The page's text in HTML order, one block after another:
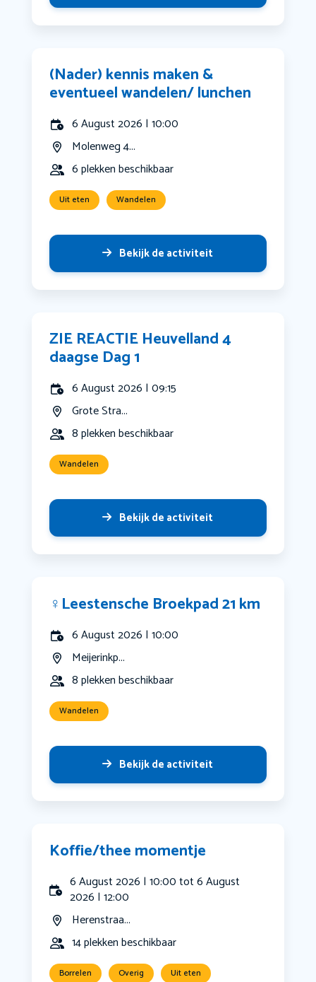
(Nader) kennis maken &
eventueel wandelen/ lunchen
6 August 2026 | 10:00
Molenweg 4...
6 plekken beschikbaar
Uit eten Wandelen
Bekijk de activiteit
ZIE REACTIE Heuvelland 4
daagse Dag 1
6 August 2026 | 09:15
Grote Stra...
8 plekken beschikbaar
Wandelen
Bekijk de activiteit
‍♀️Leestensche Broekpad 21 km
6 August 2026 | 10:00
Meijerinkp...
8 plekken beschikbaar
Wandelen
Bekijk de activiteit
Koffie/thee momentje
6 August 2026 | 10:00 tot 6 August
2026 | 12:00
Herenstraa...
14 plekken beschikbaar
Borrelen Overig Uit eten